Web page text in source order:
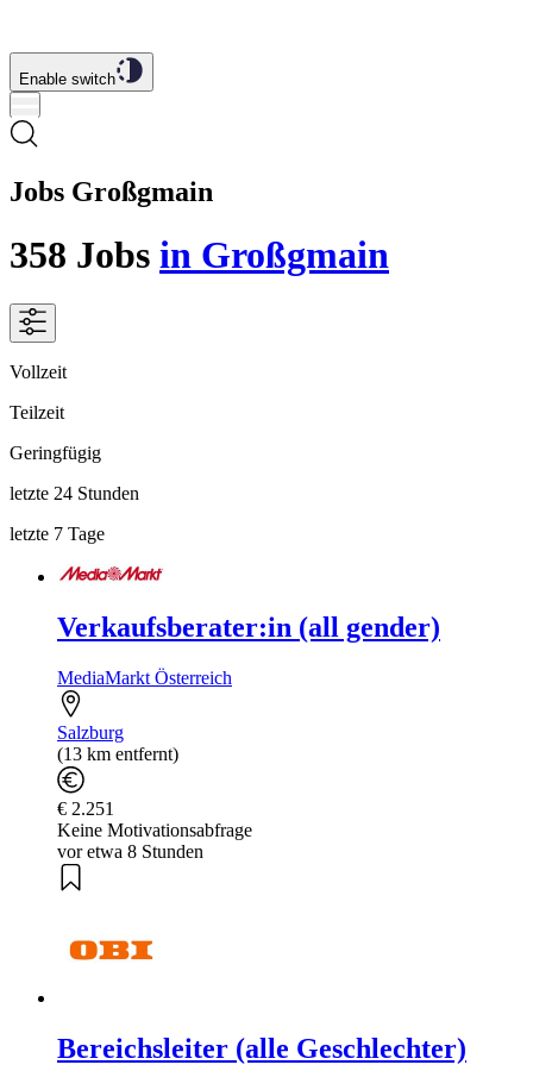
Enable switch
Jobs Großgmain
358 Jobs in Großgmain
Vollzeit
Teilzeit
Geringfügig
letzte 24 Stunden
letzte 7 Tage
Verkaufsberater:in (all gender)
MediaMarkt Österreich
Salzburg
(13 km entfernt)
€ 2.251
Keine Motivationsabfrage
vor etwa 8 Stunden
Bereichsleiter (alle Geschlechter)